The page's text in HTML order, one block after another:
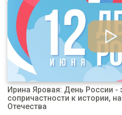
Ирина Яровая: День России -
сопричастности к истории,
Отечества